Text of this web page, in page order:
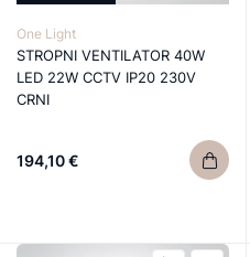
One Light
STROPNI VENTILATOR 40W
LED 22W CCTV IP20 230V
CRNI
194,10 €